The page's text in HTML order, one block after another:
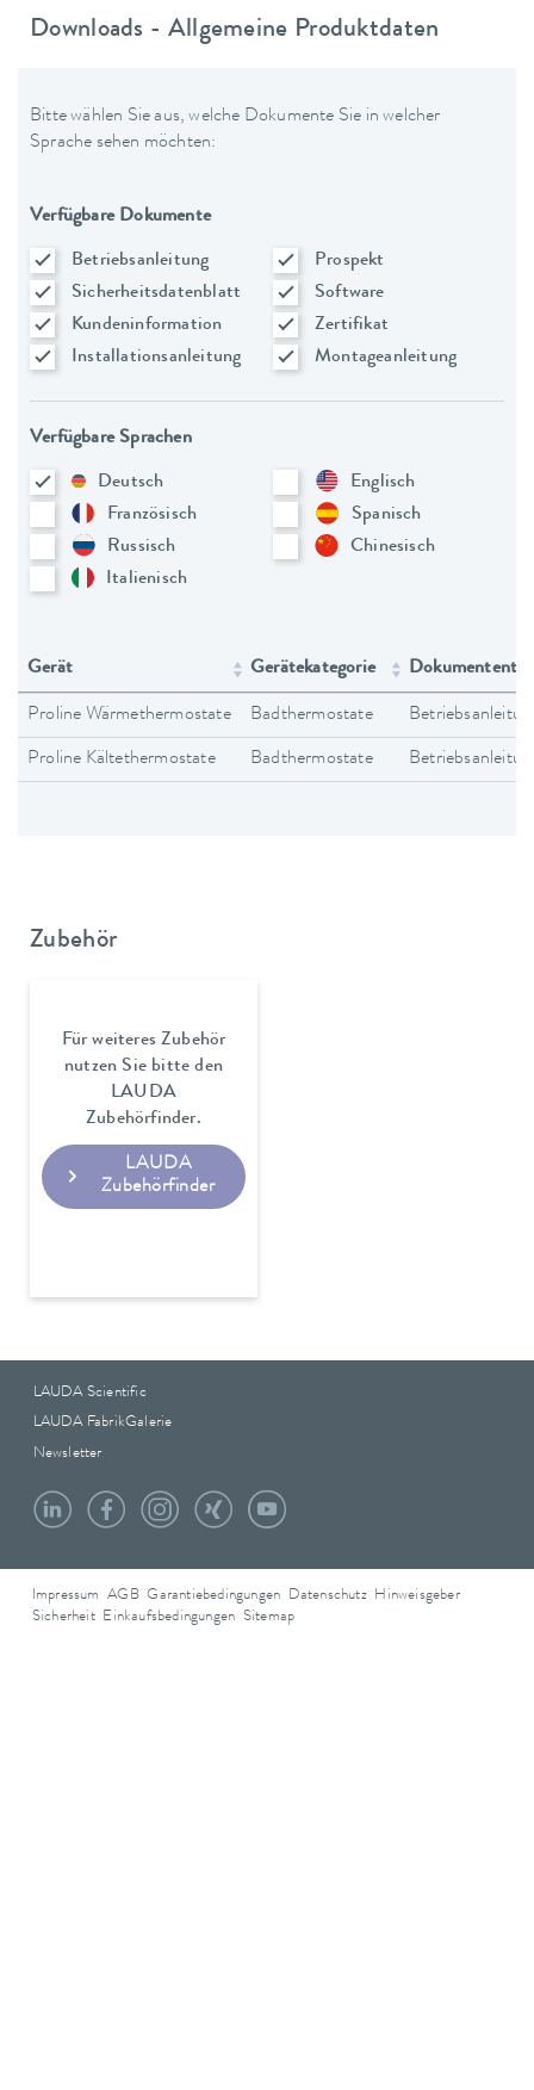
Downloads - Allgemeine Produktdaten
Bitte wählen Sie aus, welche Dokumente Sie in welcher
Sprache sehen möchten:
Verfügbare Dokumente
Betriebsanleitung
Prospekt
Sicherheitsdatenblatt
Software
Kundeninformation
Zertifikat
Installationsanleitung
Montageanleitung
Verfügbare Sprachen
Deutsch
Englisch
Französisch
Spanisch
Russisch
Chinesisch
Italienisch
Gerät Gerätekategorie
Proline Wärmethermostate Badthermostate
Proline Kältethermostate Badthermostate
Zubehör
Für weiteres Zubehör
nutzen Sie bitte den
LAUDA
Zubehörfinder.
LAUDA
Zubehörfinder
LAUDA Scientific
LAUDA FabrikGalerie
Newsletter
Impressum AGB Garantiebedingungen Datenschutz Hinweisgeber
Sicherheit Einkaufsbedingungen Sitemap